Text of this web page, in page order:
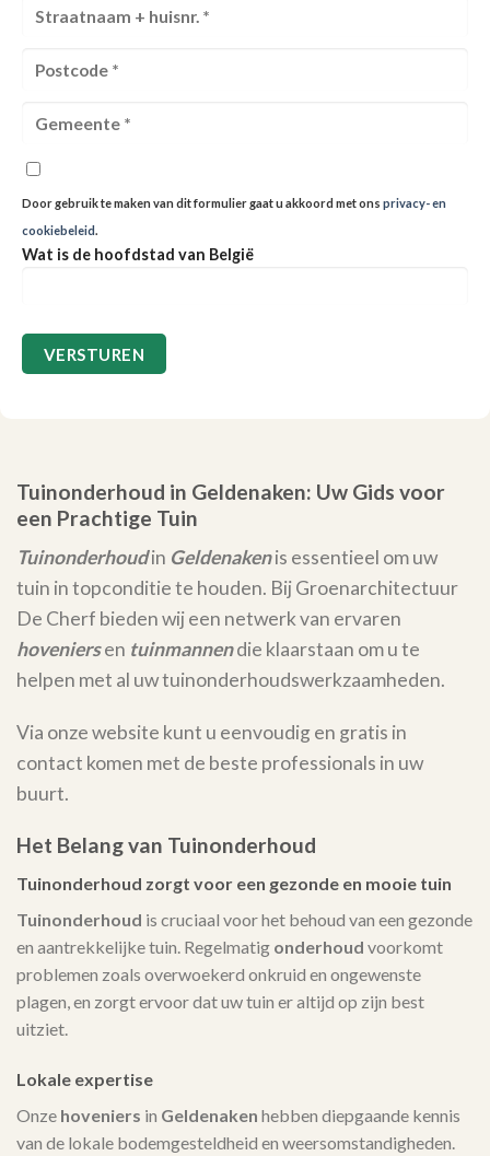
Door gebruik te maken van dit formulier gaat u akkoord met ons privacy- en
cookiebeleid.
Wat is de hoofdstad van België
Tuinonderhoud in Geldenaken: Uw Gids voor
een Prachtige Tuin
Tuinonderhoudin Geldenakenis essentieel om uw
tuin in topconditie te houden. Bij Groenarchitectuur
De Cherf bieden wij een netwerk van ervaren
hoveniersen tuinmannendie klaarstaan om u te
helpen met al uw tuinonderhoudswerkzaamheden.
Via onze website kunt u eenvoudig en gratis in
contact komen met de beste professionals in uw
buurt.
Het Belang van Tuinonderhoud
Tuinonderhoud zorgt voor een gezonde en mooie tuin
Tuinonderhoud is cruciaal voor het behoud van een gezonde
en aantrekkelijke tuin. Regelmatig onderhoud voorkomt
problemen zoals overwoekerd onkruid en ongewenste
plagen, en zorgt ervoor dat uw tuin er altijd op zijn best
uitziet.
Lokale expertise
Onze hoveniers in Geldenaken hebben diepgaande kennis
van de lokale bodemgesteldheid en weersomstandigheden.